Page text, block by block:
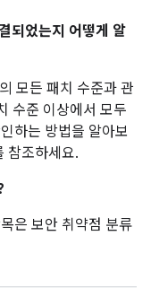
되었는지 어떻게 알
모든 패치 수준과 관
수준 이상에서 모두
하는 방법을 알아보
참조하세요.
은 보안 취약점 분류